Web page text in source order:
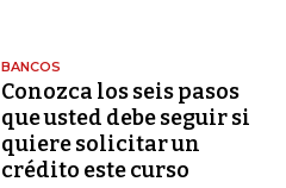
BANCOS
Conozca los seis pasos
que usted debe seguir si
quiere solicitar un
crédito este curso